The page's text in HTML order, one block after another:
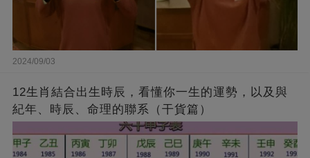
2024/09/03
12生肖結合出生時辰，看懂你一生的運勢，以及與
紀年、時辰、命理的聯系（干貨篇）